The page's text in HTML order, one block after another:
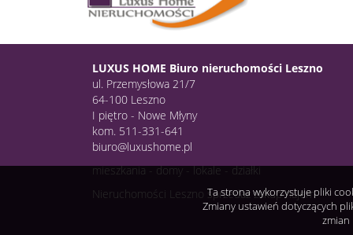
LUXUS HOME Biuro nieruchomości Leszno
ul. Przemysłowa 21/7
64-100 Leszno
I piętro - Nowe Młyny
kom. 511-331-641
biuro@luxushome.pl
mieszkania - domy - lokale - działki
Nieruchomości Leszno sprzedaż zakup najem
Ta strona wykorzystuje pliki
Zmiany ustawień dotyczących
zmian